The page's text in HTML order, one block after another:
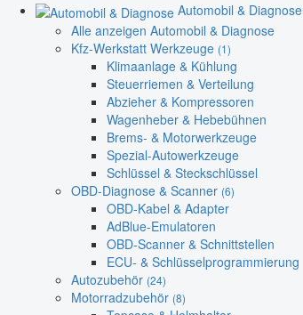
Automobil & Diagnose
Alle anzeigen Automobil & Diagnose
Kfz-Werkstatt Werkzeuge (1)
Klimaanlage & Kühlung
Steuerriemen & Verteilung
Abzieher & Kompressoren
Wagenheber & Hebebühnen
Brems- & Motorwerkzeuge
Spezial-Autowerkzeuge
Schlüssel & Steckschlüssel
OBD-Diagnose & Scanner (6)
OBD-Kabel & Adapter
AdBlue-Emulatoren
OBD-Scanner & Schnittstellen
ECU- & Schlüsselprogrammierung
Autozubehör (24)
Motorradzubehör (8)